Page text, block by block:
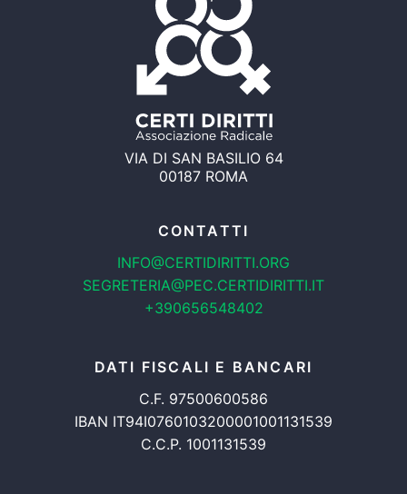
VIA DI SAN BASILIO 64
00187 ROMA
CONTATTI
INFO@CERTIDIRITTI.ORG
SEGRETERIA@PEC.CERTIDIRITTI.IT
+390656548402
DATI FISCALI E BANCARI
C.F. 97500600586
IBAN IT94I0760103200001001131539
C.C.P. 1001131539